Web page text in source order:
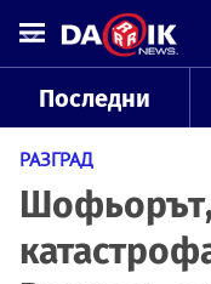
Последни
РАЗГРАД